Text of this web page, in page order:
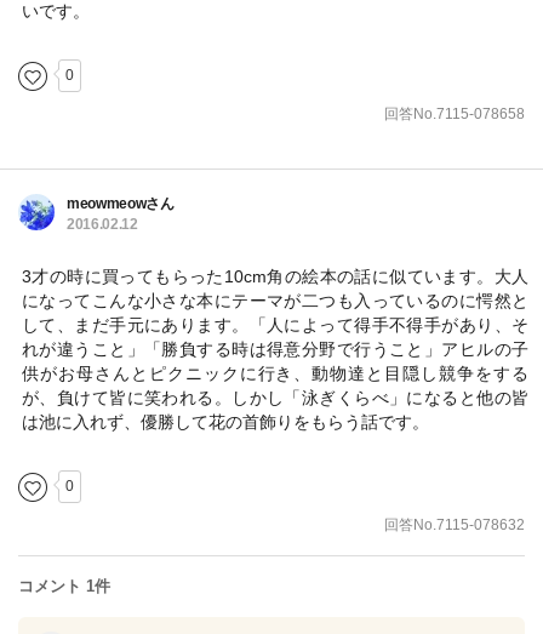
いです。
0
回答No.7115-078658
meowmeowさん
2016.02.12
3才の時に買ってもらった10cm角の絵本の話に似ています。大人
になってこんな小さな本にテーマが二つも入っているのに愕然と
して、まだ手元にあります。「人によって得手不得手があり、そ
れが違うこと」「勝負する時は得意分野で行うこと」アヒルの子
供がお母さんとピクニックに行き、動物達と目隠し競争をする
が、負けて皆に笑われる。しかし「泳ぎくらべ」になると他の皆
は池に入れず、優勝して花の首飾りをもらう話です。
0
回答No.7115-078632
コメント 1件